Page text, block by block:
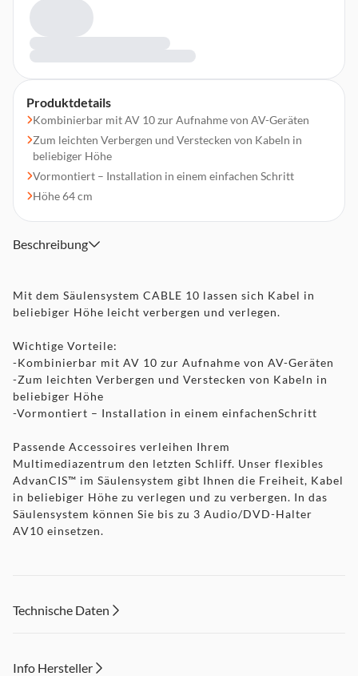
Produktdetails
Kombinierbar mit AV 10 zur Aufnahme von AV-Geräten
Zum leichten Verbergen und Verstecken von Kabeln in
beliebiger Höhe
Vormontiert – Installation in einem einfachen Schritt
Höhe 64 cm
Beschreibung
Mit dem Säulensystem CABLE 10 lassen sich Kabel in
beliebiger Höhe leicht verbergen und verlegen.
Wichtige Vorteile:
-Kombinierbar mit AV 10 zur Aufnahme von AV-Geräten
-Zum leichten Verbergen und Verstecken von Kabeln in
beliebiger Höhe
-Vormontiert – Installation in einem einfachenSchritt
Passende Accessoires verleihen Ihrem
Multimediazentrum den letzten Schliff. Unser flexibles
AdvanCIS™ im Säulensystem gibt Ihnen die Freiheit, Kabel
in beliebiger Höhe zu verlegen und zu verbergen. In das
Säulensystem können Sie bis zu 3 Audio/DVD-Halter
AV10 einsetzen.
Technische Daten
Info Hersteller